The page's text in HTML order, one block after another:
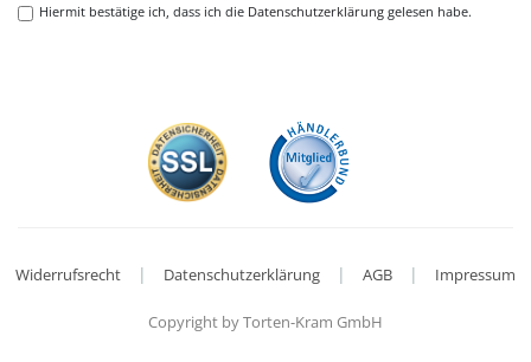
Hiermit bestätige ich, dass ich die Datenschutzerklärunggelesen habe.
Widerrufsrecht | Datenschutzerklärung | AGB | Impressum
Copyright by Torten-Kram GmbH